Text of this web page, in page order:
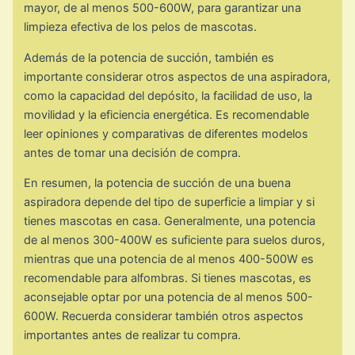
mayor, de al menos 500-600W, para garantizar una
limpieza efectiva de los pelos de mascotas.
Además de la potencia de succión, también es
importante considerar otros aspectos de una aspiradora,
como la capacidad del depósito, la facilidad de uso, la
movilidad y la eficiencia energética. Es recomendable
leer opiniones y comparativas de diferentes modelos
antes de tomar una decisión de compra.
En resumen, la potencia de succión de una buena
aspiradora depende del tipo de superficie a limpiar y si
tienes mascotas en casa. Generalmente, una potencia
de al menos 300-400W es suficiente para suelos duros,
mientras que una potencia de al menos 400-500W es
recomendable para alfombras. Si tienes mascotas, es
aconsejable optar por una potencia de al menos 500-
600W. Recuerda considerar también otros aspectos
importantes antes de realizar tu compra.